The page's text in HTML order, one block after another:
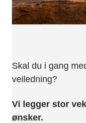
Skal du i gang
veiledning?
Vi legger stor
ønsker.